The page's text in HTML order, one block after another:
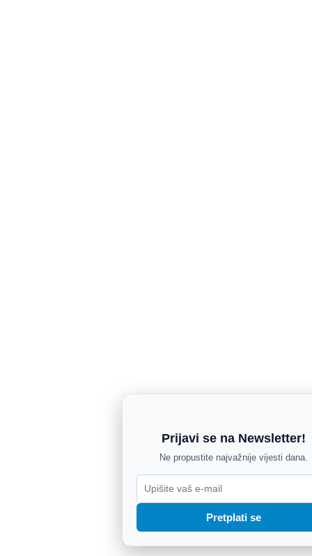
Prijavi se na Newsletter!
Ne propustite najvažnije vijesti dana.
Pretplati se